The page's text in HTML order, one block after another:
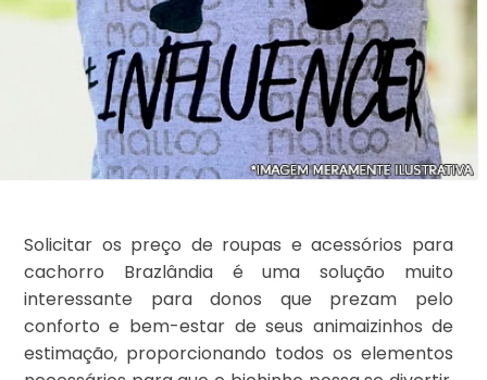
Solicitar os preço de roupas e acessórios para
cachorro Brazlândia é uma solução muito
interessante para donos que prezam pelo
conforto e bem-estar de seus animaizinhos de
estimação, proporcionando todos os elementos